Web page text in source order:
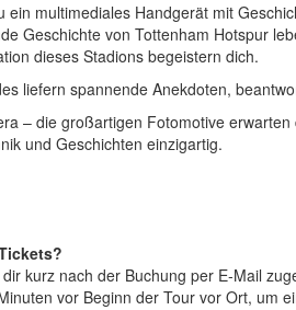
ein multimediales Handgerät mit
Geschichte von Tottenham Hotspur
dieses Stadions begeistern dich.
liefern spannende Anekdoten,
– die großartigen Fotomotive
und Geschichten einzigartig.
kurz nach der Buchung per E‑Mail
vor Beginn der Tour vor Ort, um